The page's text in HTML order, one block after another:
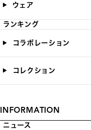
ウェア
ランキング
コラボレーション
コレクション
INFORMATION
ニュース